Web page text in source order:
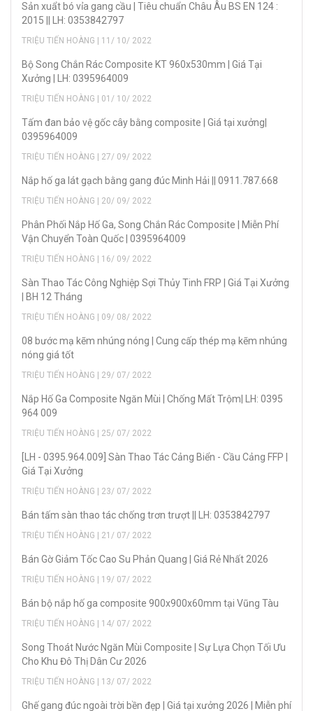
Sản xuẩt bó vỉa gang cầu | Tiêu chuẩn Châu Âu BS EN 124 :
2015 || LH: 0353842797
TRIỆU TIẾN HOÀNG | 11/ 10/ 2022
Bộ Song Chắn Rác Composite KT 960x530mm | Giá Tại
Xưởng | LH: 0395964009
TRIỆU TIẾN HOÀNG | 01/ 10/ 2022
Tấm đan bảo vệ gốc cây bằng composite | Giá tại xưởng|
0395964009
TRIỆU TIẾN HOÀNG | 27/ 09/ 2022
Nắp hố ga lát gạch bằng gang đúc Minh Hải || 0911.787.668
TRIỆU TIẾN HOÀNG | 20/ 09/ 2022
Phân Phối Nắp Hố Ga, Song Chắn Rác Composite | Miễn Phí
Vận Chuyển Toàn Quốc | 0395964009
TRIỆU TIẾN HOÀNG | 16/ 09/ 2022
Sàn Thao Tác Công Nghiệp Sợi Thủy Tinh FRP | Giá Tại Xưởng
| BH 12 Tháng
TRIỆU TIẾN HOÀNG | 09/ 08/ 2022
08 bước mạ kẽm nhúng nóng | Cung cấp thép mạ kẽm nhúng
nóng giá tốt
TRIỆU TIẾN HOÀNG | 29/ 07/ 2022
Nắp Hố Ga Composite Ngăn Mùi | Chống Mất Trộm| LH: 0395
964 009
TRIỆU TIẾN HOÀNG | 25/ 07/ 2022
[LH - 0395.964.009] Sàn Thao Tác Cảng Biển - Cầu Cảng FFP |
Giá Tại Xưởng
TRIỆU TIẾN HOÀNG | 23/ 07/ 2022
Bán tấm sàn thao tác chống trơn trượt || LH: 0353842797
TRIỆU TIẾN HOÀNG | 21/ 07/ 2022
Bán Gờ Giảm Tốc Cao Su Phản Quang | Giá Rẻ Nhất 2026
TRIỆU TIẾN HOÀNG | 19/ 07/ 2022
Bán bộ nắp hố ga composite 900x900x60mm tại Vũng Tàu
TRIỆU TIẾN HOÀNG | 14/ 07/ 2022
Song Thoát Nước Ngăn Mùi Composite | Sự Lựa Chọn Tối Ưu
Cho Khu Đô Thị Dân Cư 2026
TRIỆU TIẾN HOÀNG | 13/ 07/ 2022
Ghế gang đúc ngoài trời bền đẹp | Giá tại xưởng 2026 | Miễn phí